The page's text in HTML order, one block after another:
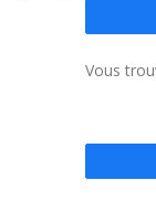
Vous